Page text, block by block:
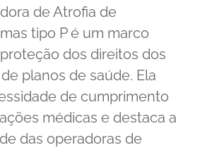
de Atrofia de
tipo P é um marco
dos direitos dos
planos de saúde. Ela
de cumprimento
médicas e destaca a
das operadoras de